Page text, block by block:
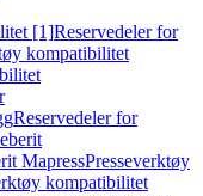
[1]Reservedeler for
kompatibilitet
Reservedeler for
MapressPresseverktøy
kompatibilitet